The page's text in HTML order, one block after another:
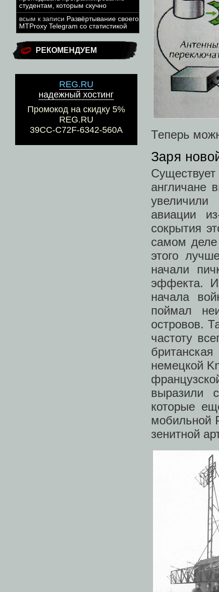
студентам, которым скучно
всым к записи Развёртывание своего
MTProxy Telegram со статистикой
РЕКОМЕНДУЕМ
REG.RU
надежный хостинг
Промокод на скидку 5%
REG.RU
39CC-C72F-6342-560A
Теперь
Заря
англичане
увеличили
авиации
сокрытия
самом деле
этого
начали
эффекта.
начала
поймал
островов.
частоту
немецкой
выразили
которые
мобильной
зенитной